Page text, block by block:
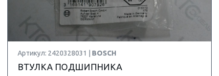
Артикул: 2420328031 | BOSCH
ВТУЛКА ПОДШИПНИКА